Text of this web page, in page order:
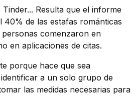
Resulta que el informe
40% de las estafas románticas
comenzaron en
en aplicaciones de citas.
porque hace que sea
a un solo grupo de
las medidas necesarias para